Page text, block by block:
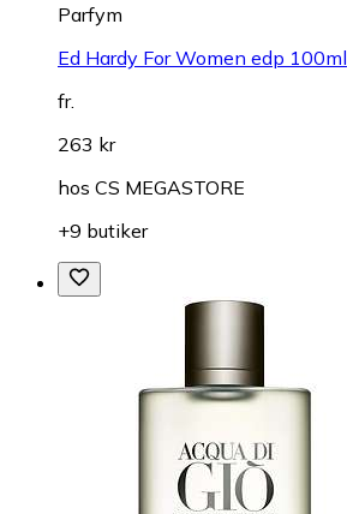
Parfym
Ed Hardy For Women edp 100ml
fr.
263 kr
hos CS MEGASTORE
+9 butiker